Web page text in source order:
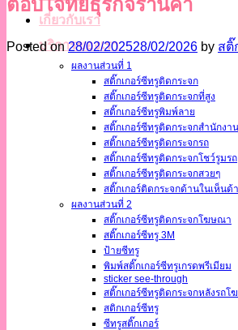
เกี่ยวกับเรา
บริการของเรา
ผลงานส่วนที่ 1
สติ๊กเกอร์ซีทรูติดกระจก
สติ๊กเกอร์ซีทรูติดกระจกที่สูง
สติ๊กเกอร์ซีทรูพิมพ์ลาย
สติ๊กเกอร์ซีทรูติดกระจกสำนักงาน
สติ๊กเกอร์ซีทรูติดกระจกรถ
สติ๊กเกอร์ซีทรูติดกระจกโชว์รูมรถ
สติ๊กเกอร์ซีทรูติดกระจกสวยๆ
สติ๊กเกอร์ติดกระจกด้านในเห็นด้
ผลงานส่วนที่ 2
สติ๊กเกอร์ซีทรูติดกระจกโฆษณา
สติ๊กเกอร์ซีทรู 3M
ป้ายซีทรู
พิมพ์สติ๊กเกอร์ซีทรูเกรดพรีเมียม
sticker see-through
สติ๊กเกอร์ซีทรูติดกระจกหลังรถโ
สติกเกอร์ซีทรู
ซีทรูสติ๊กเกอร์
ตอบโจทย์ธุรกิจร้านค้า
Posted on28/02/202528/02/2026 by สติ๊